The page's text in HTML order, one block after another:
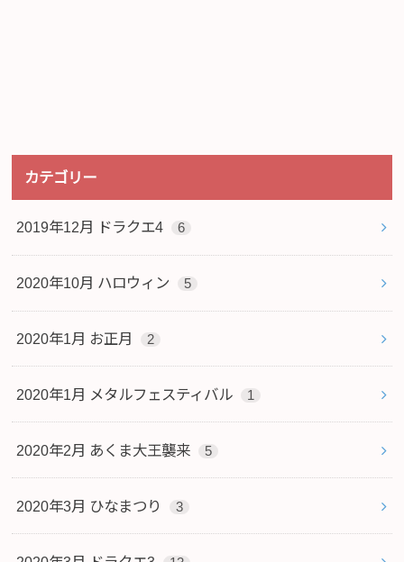
カテゴリー
2019年12月 ドラクエ4 6
2020年10月 ハロウィン 5
2020年1月 お正月 2
2020年1月 メタルフェスティバル 1
2020年2月 あくま大王襲来 5
2020年3月 ひなまつり 3